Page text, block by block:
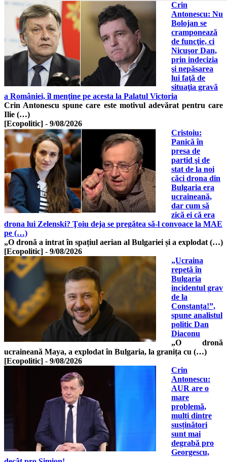
Crin
Antonescu: Nu
Bolojan se
cramponează
de funcţie, ci
Nicuşor Dan,
prin indecizia
şi nepăsarea
lui faţă de
situaţia gravă
a României, îl menţine pe acesta la Palatul Victoria
Crin Antonescu spune care este motivul adevărat pentru care
Ilie (…)
[Ecopolitic] - 9/08/2026
Cristoiu:
Panică în
presa de
partid şi de
stat de la noi
căci drona din
Bulgaria era
ucraineană,
dar cum să
zică ei că era
drona lui Zelenski? Ţoiu deja se pregătea să-l convoace la MAE
pe (…)
„O dronă a intrat în spațiul aerian al Bulgariei și a explodat (…)
[Ecopolitic] - 9/08/2026
„Ucraina
repetă în
Bulgaria
incidentul grav
de la
Constanța!”,
spune analistul
politic Dan
Diaconu
„O dronă
ucraineană Maya, a explodat în Bulgaria, la granița cu (…)
[Ecopolitic] - 9/08/2026
Crin
Antonescu:
AUR are o
mare
problemă,
mulți dintre
susținători
sunt mai
degrabă pro
Georgescu,